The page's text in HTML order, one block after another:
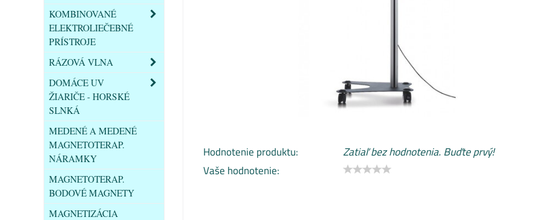
Hodnotenie produktu:
Zatiaľ bez hodnotenia. Buďte prvý!
Vaše hodnotenie:
KOMBINOVANÉ
ELEKTROLIEČEBNÉ
PRÍSTROJE
RÁZOVÁ VLNA
DOMÁCE UV
ŽIARIČE - HORSKÉ
SLNKÁ
MEDENÉ A MEDENÉ
MAGNETOTERAP.
NÁRAMKY
MAGNETOTERAP.
BODOVÉ MAGNETY
MAGNETIZÁCIA